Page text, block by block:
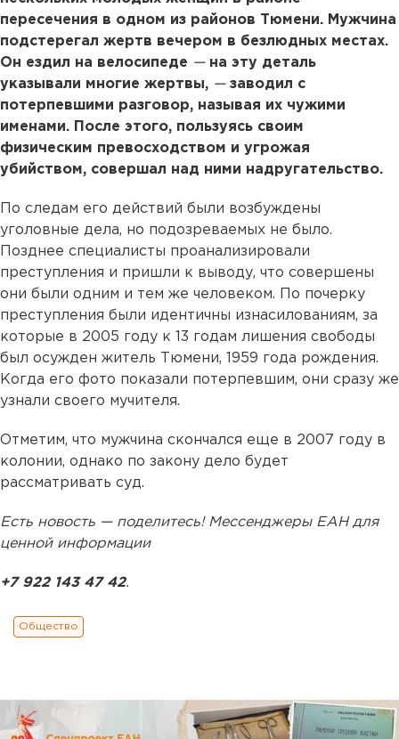
пересечения в одном из районов Тюмени. Мужчина
подстерегал жертв вечером в безлюдных местах.
Он ездил на велосипеде —на эту деталь
указывали многие жертвы, —заводил с
потерпевшими разговор, называя их чужими
именами. После этого, пользуясь своим
физическим превосходством и угрожая
убийством, совершал над ними надругательство.
По следам его действий были возбуждены
уголовные дела, но подозреваемых не было.
Позднее специалисты проанализировали
преступления и пришли к выводу, что совершены
они были одним и тем же человеком. По почерку
преступления были идентичны изнасилованиям, за
которые в 2005 году к 13 годам лишения свободы
был осужден житель Тюмени, 1959 года рождения.
Когда его фото показали потерпевшим, они сразу же
узнали своего мучителя.
Отметим, что мужчина скончался еще в 2007 году в
колонии, однако по закону дело будет
рассматривать суд.
Есть новость — поделитесь! Мессенджеры ЕАН для
ценной информации
+7 922 143 47 42.
Общество